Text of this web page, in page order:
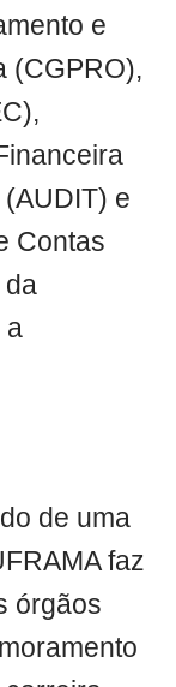
e
(CGPRO),
e
Contas
da
a
de uma
faz
órgãos